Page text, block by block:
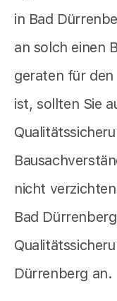
in Bad
an solch einen
geraten für
ist, sollten Sie
nicht
Bad
Dürrenberg an.